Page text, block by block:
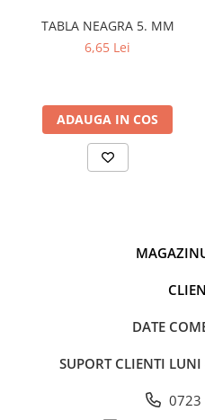
Policarbonat
TABLA NEAGRA 5. MM
6,65 Lei
ADAUGA IN COS
DATE
SUPORT CLIENTI LUNI
0723